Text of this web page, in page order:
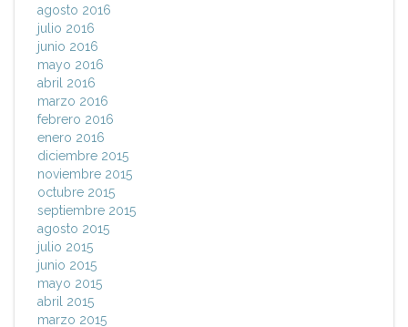
agosto 2016
julio 2016
junio 2016
mayo 2016
abril 2016
marzo 2016
febrero 2016
enero 2016
diciembre 2015
noviembre 2015
octubre 2015
septiembre 2015
agosto 2015
julio 2015
junio 2015
mayo 2015
abril 2015
marzo 2015